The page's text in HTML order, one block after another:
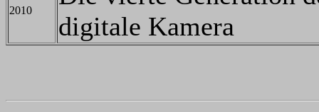
2010
digitale Kamera